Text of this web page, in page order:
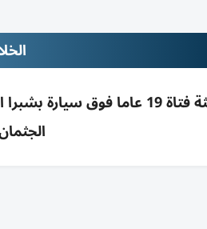
القليوبية: العثور على جثة